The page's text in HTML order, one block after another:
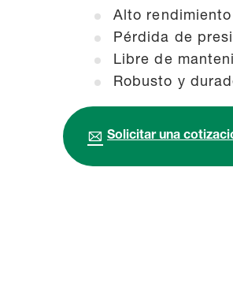
Alto
Pérdida de
Libre de
Robusto y
Solicitar una